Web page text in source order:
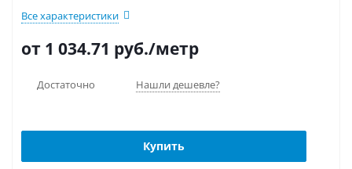
Все характеристики
от 1 034.71 руб./метр
Достаточно Нашли дешевле?
Купить